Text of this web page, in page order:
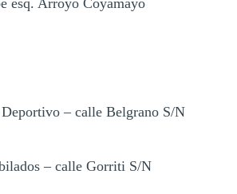
– calle Belgrano S/N
– calle Gorriti S/N